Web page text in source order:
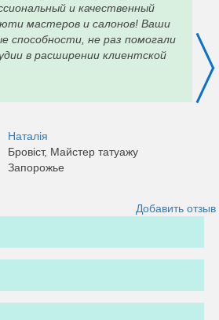
и качественный
мастеров и салонов! Ваши
способности, не раз помогали
в расширении клиентской
Наталія
Бровіст, Майстер татуажу
Запорожье
Добавить отзыв